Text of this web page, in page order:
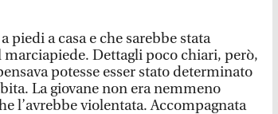
piedi a casa e che sarebbe stata
Dettagli poco chiari, però,
potesse esser stato determinato
La giovane non era nemmeno
l’avrebbe violentata. Accompagnata